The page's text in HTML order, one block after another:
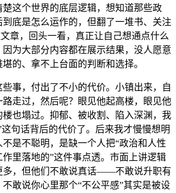
这个世界的底层逻辑，想知道那些政
底是怎么运作的，但翻了一堆书、关注
章，回头一看，真正让自己想通点什么
为大部分内容都在展示结果，没人愿意
的、拿不上台面的判断和选择。
事，付出了不小的代价。小镇出来，自
走过，然后呢？眼见他起高楼，眼见他
也塌过。抑郁、被收割、陷入深渊，我
句话背后的代价了。后来我才慢慢想明
是不聪明，是缺一个人把“政治和人性
里落地的”这件事点透。市面上讲逻辑
多，但他们不敢说真话——不敢说升职有
敢说你心里那个“不公平感”其实是被设